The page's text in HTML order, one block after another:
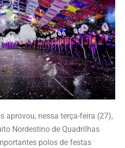
aprovou, nessa terça-feira (27),
Nordestino de Quadrilhas
polos de festas